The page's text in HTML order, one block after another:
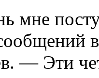
мне
— Эти